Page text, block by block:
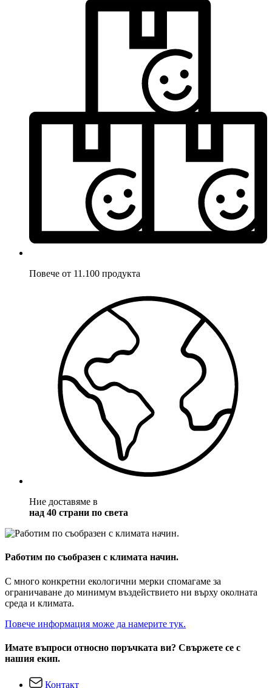
Повече от 11.100 продукта
Ние доставяме в
над 40 страни по света
Работим по съобразен с климата начин.
С много конкретни екологични мерки спомагаме за
ограничаване до минимум въздействието ни върху околната
среда и климата.
Повече информация може да намерите тук.
Имате въпроси относно поръчката ви? Свържете се с
нашия екип.
Контакт